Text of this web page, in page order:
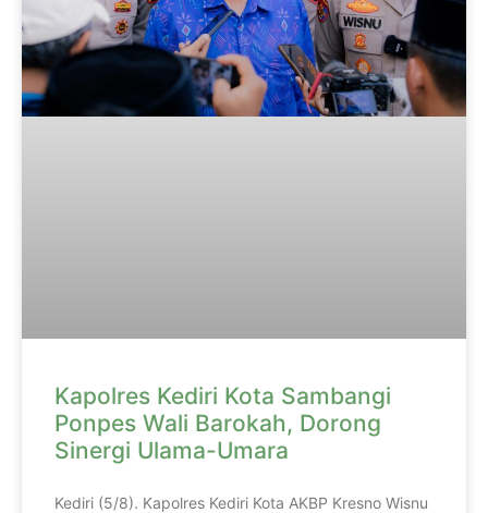
Kapolres Kediri Kota Sambangi
Ponpes Wali Barokah, Dorong
Sinergi Ulama-Umara
Kediri (5/8). Kapolres Kediri Kota AKBP Kresno Wisnu